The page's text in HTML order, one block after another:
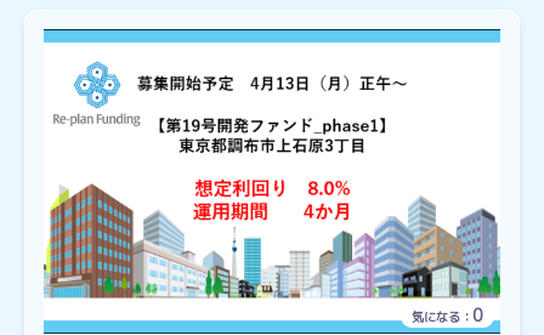
気になる： 0